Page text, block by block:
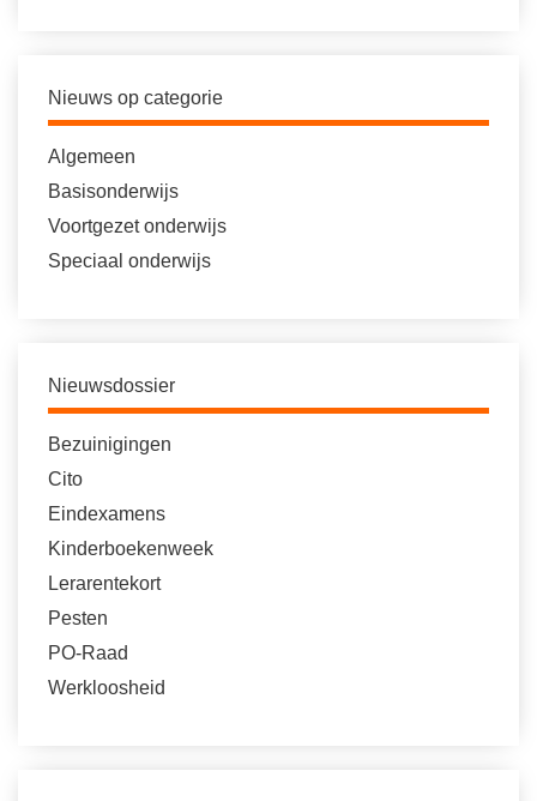
Nieuws op categorie
Algemeen
Basisonderwijs
Voortgezet onderwijs
Speciaal onderwijs
Nieuwsdossier
Bezuinigingen
Cito
Eindexamens
Kinderboekenweek
Lerarentekort
Pesten
PO-Raad
Werkloosheid